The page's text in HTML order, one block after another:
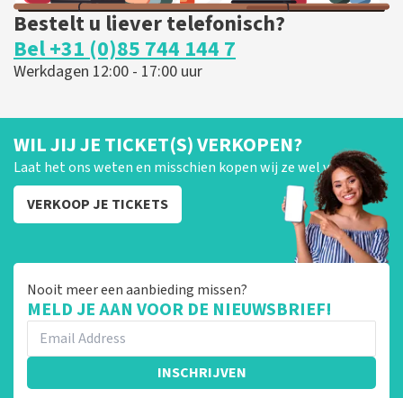
Bestelt u liever telefonisch?
Bel +31 (0)85 744 144 7
Werkdagen 12:00 - 17:00 uur
WIL JIJ JE TICKET(S) VERKOPEN?
Laat het ons weten en misschien kopen wij ze wel van je!
VERKOOP JE TICKETS
Nooit meer een aanbieding missen?
MELD JE AAN VOOR DE NIEUWSBRIEF!
INSCHRIJVEN